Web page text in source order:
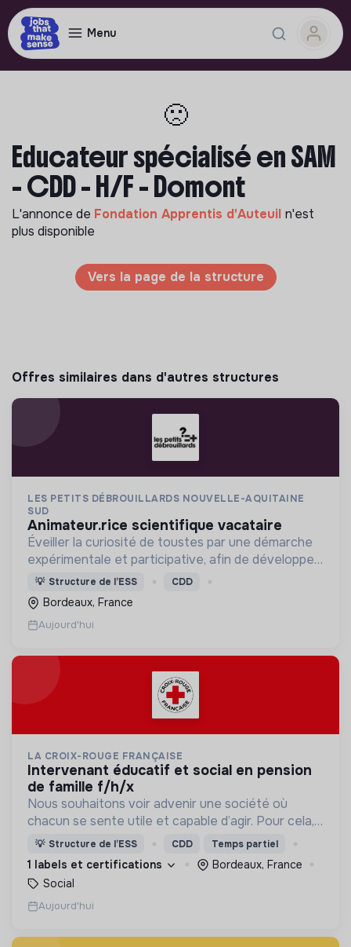
Menu
🙁
Educateur spécialisé en SAM
- CDD - H/F - Domont
L'annonce de Fondation Apprentis d'Auteuil n'est
plus disponible
Vers la page de la structure
Offres similaires dans d'autres structures
LES PETITS DÉBROUILLARDS NOUVELLE-AQUITAINE
SUD
animateur.rice scientifique vacataire
Éveiller la curiosité de toustes par une démarche
expérimentale et participative, afin de développer
une culture scientifique et l’esprit critique.
💡 Structure de l’ESS CDD
Bordeaux, France
Aujourd'hui
LA CROIX-ROUGE FRANÇAISE
intervenant éducatif et social en pension
de famille f/h/x
Nous souhaitons voir advenir une société où
chacun se sente utile et capable d’agir. Pour cela,
nous proposons des moyens et des lieux
d’engagement innovants et adaptés à tous.
💡 Structure de l’ESS CDD Temps partiel
1 labels et certifications
Bordeaux, France
Social
Aujourd'hui